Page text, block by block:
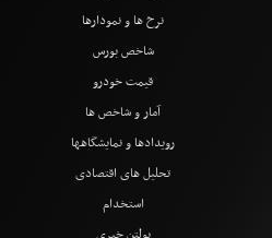
نرخ ها و نمودارها
شاخص بورس
قیمت خودرو
آمار و شاخص ها
رویدادها و نمایشگاهها
تحلیل های اقتصادی
استخدام